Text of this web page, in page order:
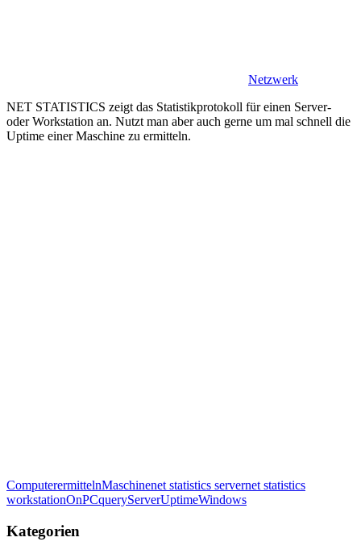
Netzwerk
NET STATISTICS zeigt das Statistikprotokoll für einen Server-
oder Workstation an. Nutzt man aber auch gerne um mal schnell die
Uptime einer Maschine zu ermitteln.
ComputerermittelnMaschinenet statistics servernet statistics
workstationOnPCqueryServerUptimeWindows
Kategorien